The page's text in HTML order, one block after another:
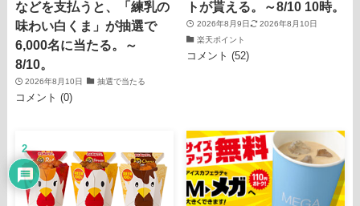
などを支払うと、「練乳の
味わい白くま」が抽選で
6,000名に当たる。～
8/10。
2026年8月10日 抽選で当たる
コメント (0)
トが貰える。～8/10 10時。
2026年8月9日
2026年8月10日
楽天ポイント
コメント (52)
2